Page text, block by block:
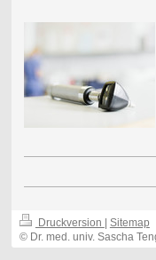
Druckversion
Sitemap
© Dr. med. univ. Sascha